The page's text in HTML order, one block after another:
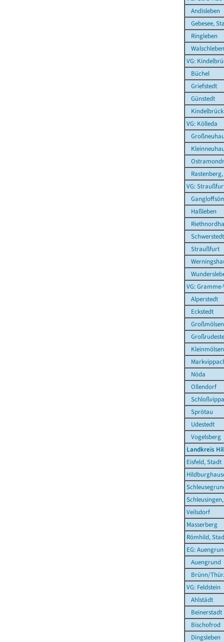
Andisleben
Gebesee,
Ringleben
Walschleben
VG:
Büchel
Griefstedt
Günstedt
Kindelbrück
VG: Kölleda
VG:
Haßleben
Schwerstedt
Straußfurt
VG:
Alperstedt
Eckstedt
Großmölsen
Kleinmölsen
Nöda
Ollendorf
Sprötau
Udestedt
Vogelsberg
Landkreis
Eisfeld, Stadt
Veilsdorf
Masserberg
Römhild,
EG:
Auengrund
Brünn/Thür.
VG: Feldstein
Ahlstädt
Beinerstadt
Bischofrod
Dingsleben